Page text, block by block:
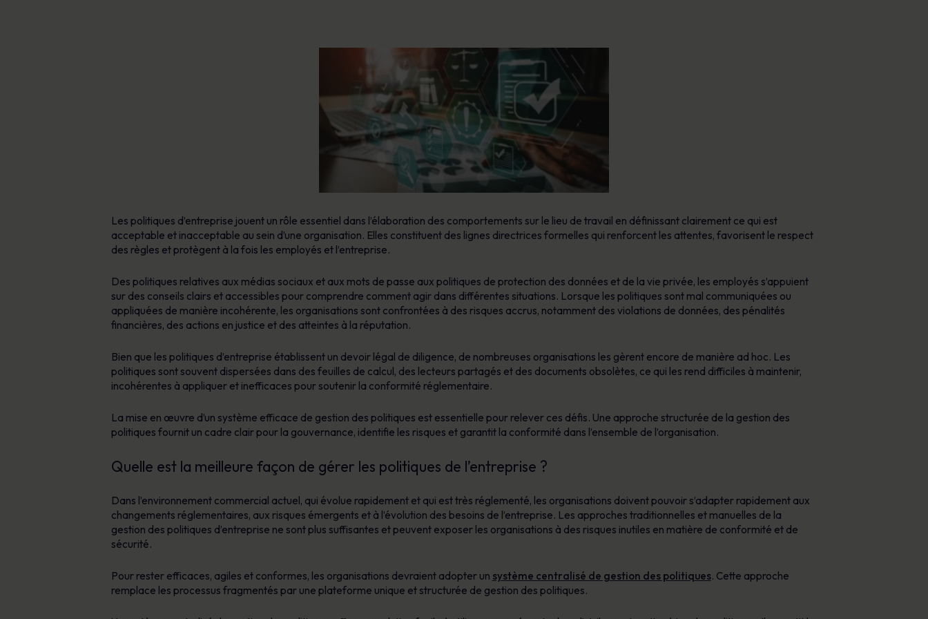
Les politiques d’entreprise jouent un rôle essentiel dans l’élaboration des comportements sur le lieu de travail en définissant clairement ce qui est
acceptable et inacceptable au sein d’une organisation. Elles constituent des lignes directrices formelles qui renforcent les attentes, favorisent le respect
des règles et protègent à la fois les employés et l’entreprise.
Des politiques relatives aux médias sociaux et aux mots de passe aux politiques de protection des données et de la vie privée, les employés s’appuient
sur des conseils clairs et accessibles pour comprendre comment agir dans différentes situations. Lorsque les politiques sont mal communiquées ou
appliquées de manière incohérente, les organisations sont confrontées à des risques accrus, notamment des violations de données, des pénalités
financières, des actions en justice et des atteintes à la réputation.
Bien que les politiques d’entreprise établissent un devoir légal de diligence, de nombreuses organisations les gèrent encore de manière ad hoc. Les
politiques sont souvent dispersées dans des feuilles de calcul, des lecteurs partagés et des documents obsolètes, ce qui les rend difficiles à maintenir,
incohérentes à appliquer et inefficaces pour soutenir la conformité réglementaire.
La mise en œuvre d’un système efficace de gestion des politiques est essentielle pour relever ces défis. Une approche structurée de la gestion des
politiques fournit un cadre clair pour la gouvernance, identifie les risques et garantit la conformité dans l’ensemble de l’organisation.
Quelle est la meilleure façon de gérer les politiques de l’entreprise ?
Dans l’environnement commercial actuel, qui évolue rapidement et qui est très réglementé, les organisations doivent pouvoir s’adapter rapidement aux
changements réglementaires, aux risques émergents et à l’évolution des besoins de l’entreprise. Les approches traditionnelles et manuelles de la
gestion des politiques d’entreprise ne sont plus suffisantes et peuvent exposer les organisations à des risques inutiles en matière de conformité et de
sécurité.
Pour rester efficaces, agiles et conformes, les organisations devraient adopter un système centralisé de gestion des politiques. Cette approche
remplace les processus fragmentés par une plateforme unique et structurée de gestion des politiques.